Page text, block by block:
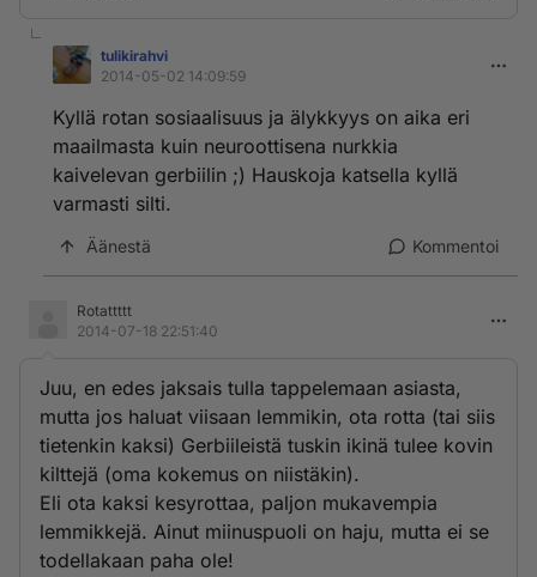
tulikirahvi
2014-05-02 14:09:59
Kyllä rotan sosiaalisuus ja älykkyys on aika eri
maailmasta kuin neuroottisena nurkkia
kaivelevan gerbiilin ;) Hauskoja katsella kyllä
varmasti silti.
Äänestä Kommentoi
Rotattttt
2014-07-18 22:51:40
Juu, en edes jaksais tulla tappelemaan asiasta,
mutta jos haluat viisaan lemmikin, ota rotta (tai siis
tietenkin kaksi) Gerbiileistä tuskin ikinä tulee kovin
kilttejä (oma kokemus on niistäkin).
Eli ota kaksi kesyrottaa, paljon mukavempia
lemmikkejä. Ainut miinuspuoli on haju, mutta ei se
todellakaan paha ole!